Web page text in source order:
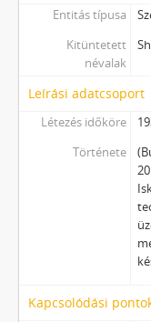
Entitás típusa
Kitüntetett
névalak
Leírási adatcsoport
Létezés időköre
Története
Kapcsolódási